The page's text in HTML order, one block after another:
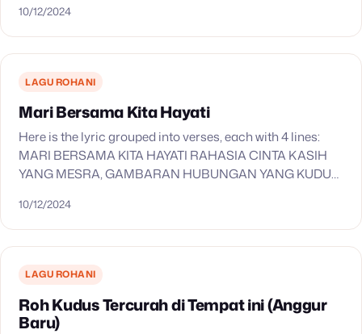
dalam…
10/12/2024
LAGU ROHANI
Mari Bersama Kita Hayati
Here is the lyric grouped into verses, each with 4 lines:
MARI BERSAMA KITA HAYATI RAHASIA CINTA KASIH
YANG MESRA, GAMBARAN HUBUNGAN YANG KUDUS,
MANISKU, LAKSANA…
10/12/2024
LAGU ROHANI
Roh Kudus Tercurah di Tempat ini (Anggur
Baru)